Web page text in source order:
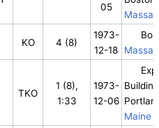
05
KO 4 (8)
1973-
12-18
TKO
1 (8),
1:33
1973-
12-06
Maine